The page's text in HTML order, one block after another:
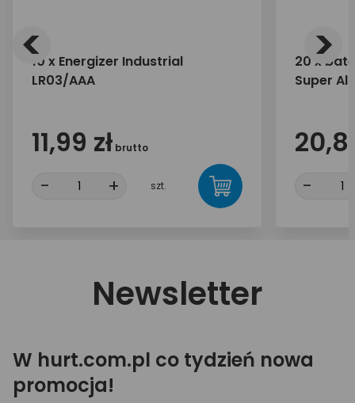
10 x Energizer Industrial
LR03/AAA
11,99 zł brutto
- + szt.
20 x
Super
-
< >
Newsletter
W hurt.com.pl co tydzień nowa
promocja!